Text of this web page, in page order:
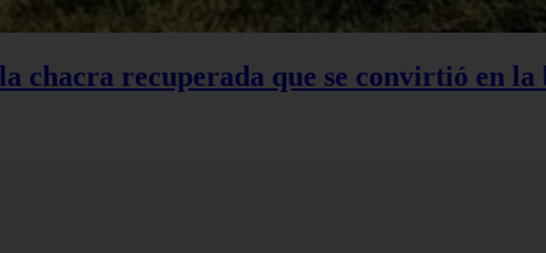
chacra recuperada que se convirtió en